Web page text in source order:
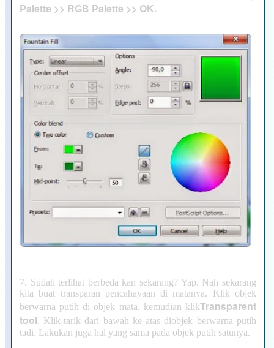
Palette >> RGB Palette >> OK.
7. Sudah terlihat berbeda kan sekarang? Yap. Nah sekarang
kita buat transparan pencahayaan di matanya. Klik objek
berwarna putih di objek mata, kemudian klikTransparent
tool. Klik-tarik dari bawah ke atas diobjek berwarna putih
tadi. Lakukan juga hal yang sama pada objek putih satunya.